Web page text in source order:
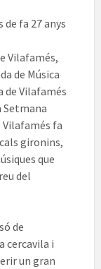
de fa 27 anys
Vilafamés,
de Música
de Vilafamés
Setmana
Vilafamés fa
gironins,
que
del
de
cercavila i
un gran